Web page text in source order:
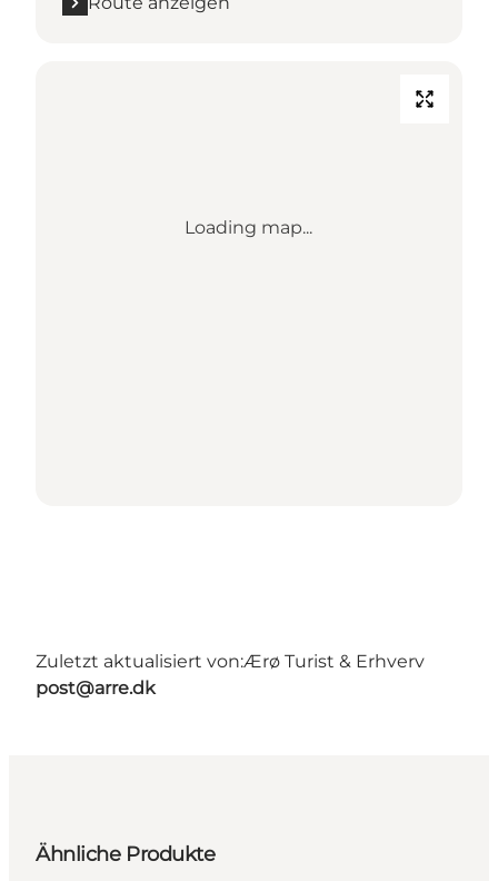
Loading map...
Zuletzt aktualisiert von:Ærø Turist & Erhverv
post@arre.dk
Ähnliche Produkte